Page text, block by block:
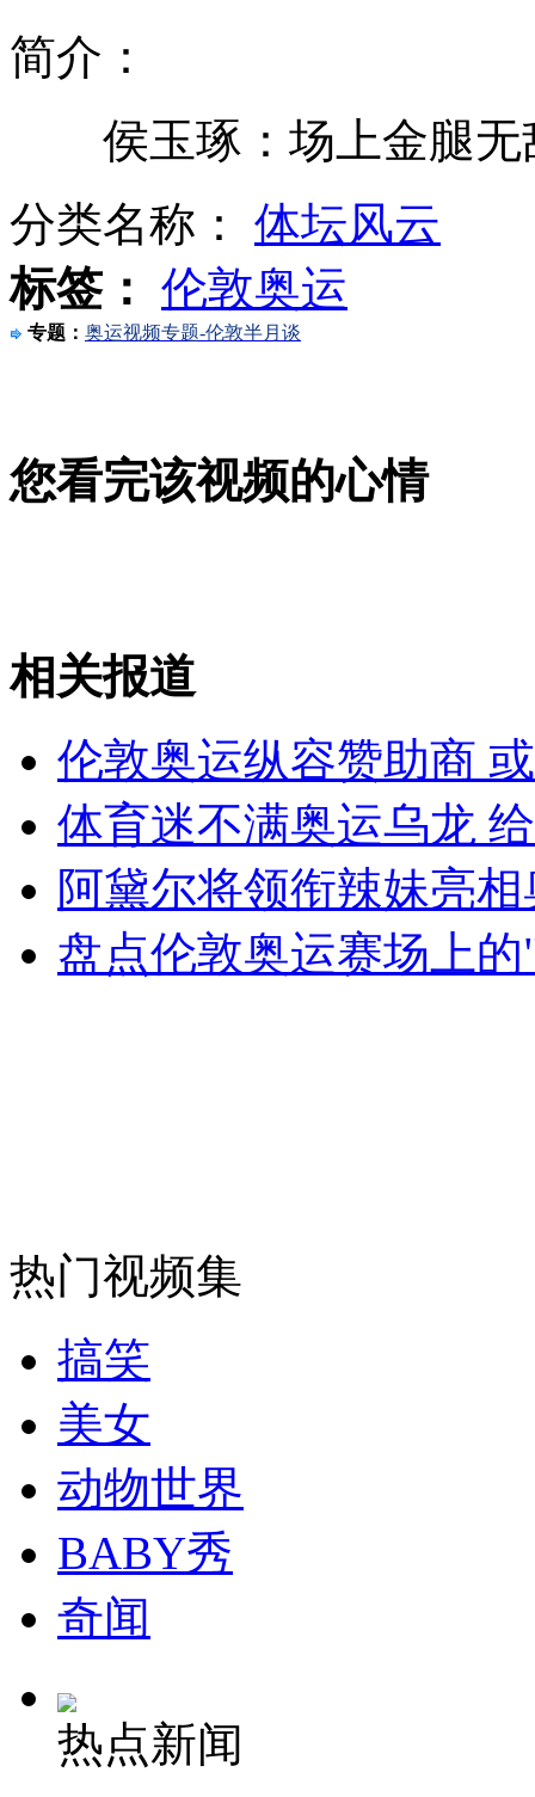
刘翔手术非常成功 将于14号回国
阿联酋购750辆放地雷反伏击全地形车
女孩北京地铁殴打老人 痛下狠手拳打脚踢
无痛分娩是否安全 医生回应
外交部：反对强权政治霸凌主义
走！跟着总书记去植树
消防员救轻生者
纽约上演“枕头大战”
司机酒驾遇交警 急速倒车逃窜
简介：
侯玉琢：场上金腿无
分类名称： 体坛风云
标签： 伦敦奥运
专题： 奥运视频专题-伦敦半月谈
您看完该视频的心情
相关报道
伦敦奥运纵容赞助商
体育迷不满奥运乌龙
阿黛尔将领衔辣妹亮
盘点伦敦奥运赛场上
热门视频集
搞笑
美女
动物世界
BABY秀
奇闻
热点新闻